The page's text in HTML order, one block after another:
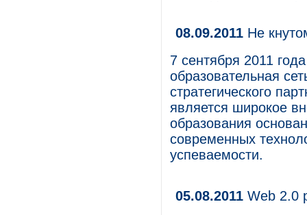
08.09.2011 Не
7 сентября 2011
образовательная
стратегического
является широкое
образования
современных
успеваемости.
05.08.2011 Web 2.0